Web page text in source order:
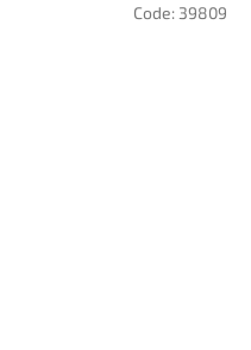
Code: 39809